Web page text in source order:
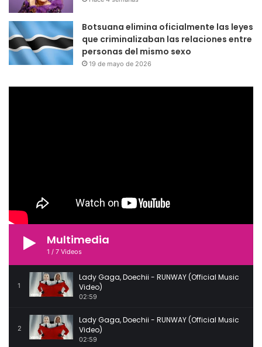
Botsuana elimina oficialmente las leyes
que criminalizaban las relaciones entre
personas del mismo sexo
19 de mayo de 2026
Multimedia
1 / 7 Videos
1
Lady Gaga, Doechii - RUNWAY (Official Music
Video)
02:59
2
Lady Gaga, Doechii - RUNWAY (Official Music
Video)
02:59